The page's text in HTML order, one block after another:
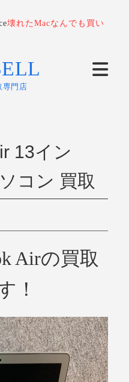
壊れたMacなんでも買い
専門店
13イン
コン 買取
Airの買取
！